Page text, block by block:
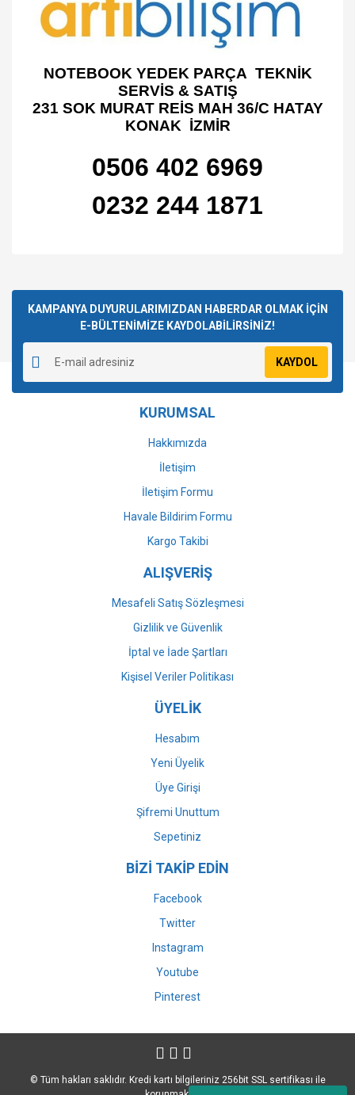
NOTEBOOK YEDEK PARÇA TEKNİK
SERVİS & SATIŞ
231 SOK MURAT REİS MAH 36/C HATAY
KONAK İZMİR
0506 402 6969
0232 244 1871
Yorum Yaz
kullanarak tarafımıza iletebilirsiniz.
Görüş ve önerileriniz için teşekkür ederiz.
Ürün resmi kalitesiz, bozuk veya görüntülenemiyor.
Ürün açıklamasında eksik bilgiler bulunuyor.
Ürün bilgilerinde hatalar bulunuyor.
Ürün fiyatı diğer sitelerden daha pahalı.
Gönder
KAMPANYA DUYURULARIMIZDAN HABERDAR OLMAK İÇİN
E-BÜLTENİMİZE KAYDOLABİLİRSİNİZ!
KAYDOL
KURUMSAL
Hakkımızda
İletişim
İletişim Formu
Havale Bildirim Formu
Kargo Takibi
ALIŞVERİŞ
Mesafeli Satış Sözleşmesi
Gizlilik ve Güvenlik
İptal ve İade Şartları
Kişisel Veriler Politikası
ÜYELİK
Hesabım
Yeni Üyelik
Üye Girişi
Şifremi Unuttum
Sepetiniz
BİZİ TAKİP EDİN
Facebook
Twitter
Instagram
Youtube
Pinterest
© Tüm hakları saklıdır. Kredi kartı bilgileriniz 256bit SSL sertifikası ile